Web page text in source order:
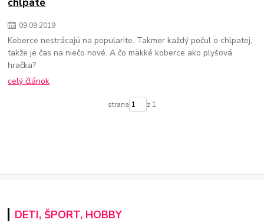
09.09.2019
Koberce nestrácajú na popularite. Takmer každý počul o chlpatej,
takže je čas na niečo nové. A čo mäkké koberce ako plyšová
hračka?
celý článok
strana z 1
DETI, ŠPORT, HOBBY